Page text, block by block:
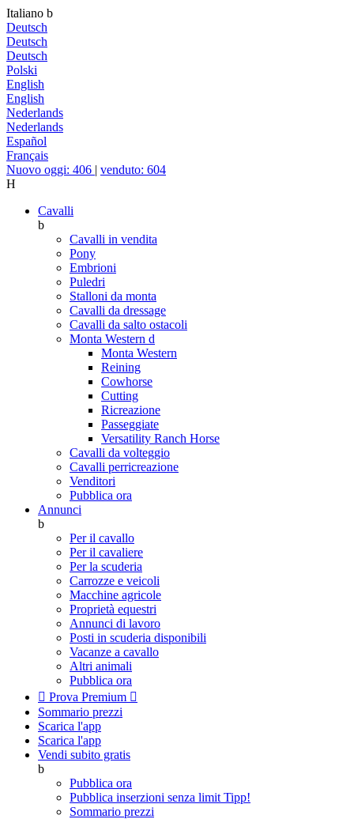
Italiano b
Deutsch
Deutsch
Deutsch
Polski
English
English
Nederlands
Nederlands
Español
Français
Nuovo oggi: 406 | venduto: 604
H
Cavalli
b
Cavalli in vendita
Pony
Embrioni
Puledri
Stalloni da monta
Cavalli da dressage
Cavalli da salto ostacoli
Monta Western d
Monta Western
Reining
Cowhorse
Cutting
Ricreazione
Passeggiate
Versatility Ranch Horse
Cavalli da volteggio
Cavalli perricreazione
Venditori
Pubblica ora
Annunci
b
Per il cavallo
Per il cavaliere
Per la scuderia
Carrozze e veicoli
Macchine agricole
Proprietà equestri
Annunci di lavoro
Posti in scuderia disponibili
Vacanze a cavallo
Altri animali
Pubblica ora
 Prova Premium 
Sommario prezzi
Scarica l'app
Scarica l'app
Vendi subito gratis
b
Pubblica ora
Pubblica inserzioni senza limit Tipp!
Sommario prezzi